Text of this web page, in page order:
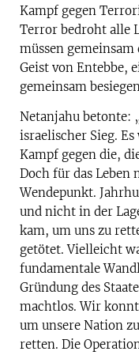
Kampf gegen
Terror bedroht alle
müssen
Geist von Entebbe,
gemeinsam
Netanjahu betonte:
israelischer Sieg.
Kampf gegen die,
Doch für das Leben
Wendepunkt.
und nicht in der
kam, um uns zu
getötet. Vielleicht
fundamentale
Gründung des
machtlos. Wir
um unsere Nation
retten. Die